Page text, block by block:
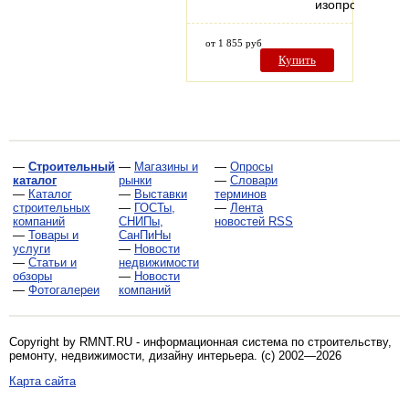
от 1 855 руб
Купить
— Строительный
каталог
— Каталог
строительных
компаний
— Товары и
услуги
— Статьи и
обзоры
— Фотогалереи
— Магазины и
рынки
— Выставки
— ГОСТы,
СНИПы,
СанПиНы
— Новости
недвижимости
— Новости
компаний
— Опросы
— Словари
терминов
— Лента
новостей RSS
Copyright by RMNT.RU - информационная система по строительству,
ремонту, недвижимости, дизайну интерьера. (c) 2002—2026
Карта сайта